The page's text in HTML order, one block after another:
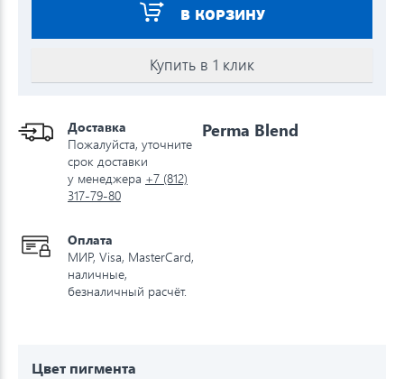
В КОРЗИНУ
Купить в 1 клик
Доставка
Пожалуйста, уточните
срок доставки
у менеджера +7 (812)
317-79-80
Оплата
МИР, Visa, MasterCard,
наличные,
безналичный расчёт.
Perma Blend
Цвет пигмента